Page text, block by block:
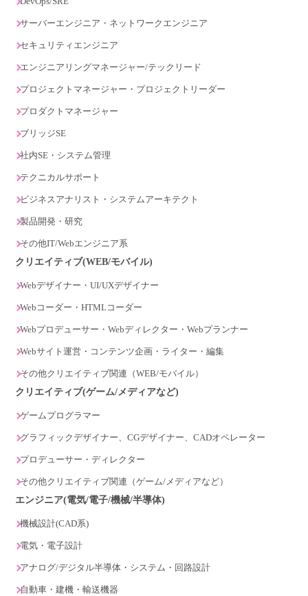
サーバーエンジニア・ネットワークエンジニア
セキュリティエンジニア
エンジニアリングマネージャー/テックリード
プロジェクトマネージャー・プロジェクトリーダー
プロダクトマネージャー
ブリッジSE
社内SE・システム管理
テクニカルサポート
ビジネスアナリスト・システムアーキテクト
製品開発・研究
その他IT/Webエンジニア系
クリエイティブ(WEB/モバイル)
Webデザイナー・UI/UXデザイナー
Webコーダー・HTMLコーダー
Webプロデューサー・Webディレクター・Webプランナー
Webサイト運営・コンテンツ企画・ライター・編集
その他クリエイティブ関連（WEB/モバイル）
クリエイティブ(ゲーム/メディアなど)
ゲームプログラマー
グラフィックデザイナー、CGデザイナー、CADオペレーター
プロデューサー・ディレクター
その他クリエイティブ関連（ゲーム/メディアなど）
エンジニア(電気/電子/機械/半導体)
機械設計(CAD系)
電気・電子設計
アナログ/デジタル半導体・システム・回路設計
自動車・建機・輸送機器